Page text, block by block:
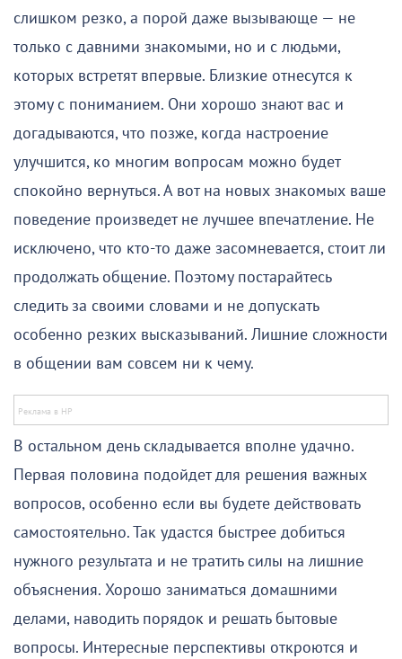
слишком резко, а порой даже вызывающе — не
только с давними знакомыми, но и с людьми,
которых встретят впервые. Близкие отнесутся к
этому с пониманием. Они хорошо знают вас и
догадываются, что позже, когда настроение
улучшится, ко многим вопросам можно будет
спокойно вернуться. А вот на новых знакомых ваше
поведение произведет не лучшее впечатление. Не
исключено, что кто-то даже засомневается, стоит ли
продолжать общение. Поэтому постарайтесь
следить за своими словами и не допускать
особенно резких высказываний. Лишние сложности
в общении вам совсем ни к чему.
В остальном день складывается вполне удачно.
Первая половина подойдет для решения важных
вопросов, особенно если вы будете действовать
самостоятельно. Так удастся быстрее добиться
нужного результата и не тратить силы на лишние
объяснения. Хорошо заниматься домашними
делами, наводить порядок и решать бытовые
вопросы. Интересные перспективы откроются и